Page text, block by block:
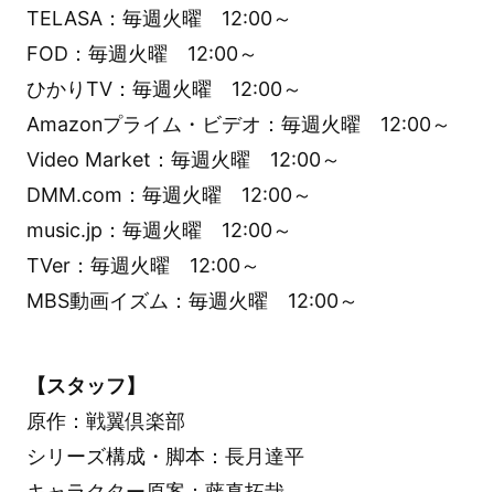
TELASA：毎週火曜 12:00～
FOD：毎週火曜 12:00～
ひかりTV：毎週火曜 12:00～
Amazonプライム・ビデオ：毎週火曜 12:00～
Video Market：毎週火曜 12:00～
DMM.com：毎週火曜 12:00～
music.jp：毎週火曜 12:00～
TVer：毎週火曜 12:00～
MBS動画イズム：毎週火曜 12:00～
【スタッフ】
原作：戦翼倶楽部
シリーズ構成・脚本：長月達平